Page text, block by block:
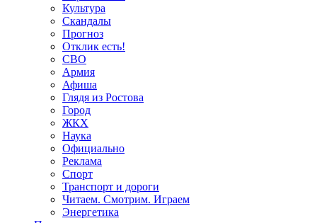
Культура
Скандалы
Прогноз
Отклик есть!
СВО
Армия
Афиша
Глядя из Ростова
Город
ЖКХ
Наука
Официально
Реклама
Спорт
Транспорт и дороги
Читаем. Смотрим. Играем
Энергетика